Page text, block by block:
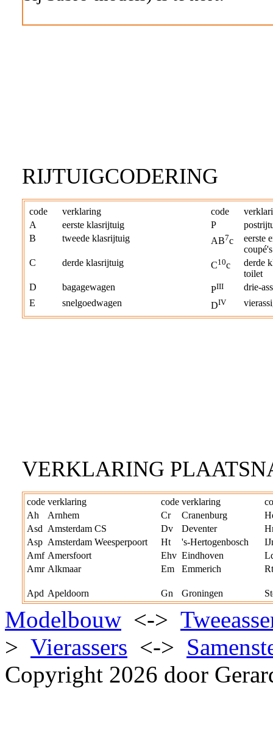
RIJTUIGCODERING
code verklaring code
A
eerste klasrijtuig P
B
tweede klasrijtuig AB7c
eerste
C
derde klasrijtuig C10c
derde
toilet
D
bagagewagen PIII
drie-
E
snelgoedwagen DIV
VERKLARING
code verklaring code verklaring
Ah
Arnhem Cr Cranenburg
Asd Amsterdam CS Dv Deventer
Asp Amsterdam Weesperpoort Ht 's-Hertogenbosch
Amf Amersfoort Ehv Eindhoven
Amr Alkmaar Em Emmerich
Apd Apeldoorn Gn Groningen
Modelbouw <->
> Vierassers <->
Copyright 2026 door